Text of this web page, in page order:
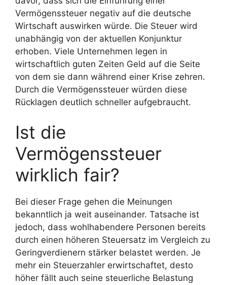
Vermögenssteuer negativ auf die deutsche
Wirtschaft auswirken würde. Die Steuer wird
unabhängig von der aktuellen Konjunktur
erhoben. Viele Unternehmen legen in
wirtschaftlich guten Zeiten Geld auf die Seite
von dem sie dann während einer Krise zehren.
Durch die Vermögenssteuer würden diese
Rücklagen deutlich schneller aufgebraucht.
Ist die
Vermögenssteuer
wirklich fair?
Bei dieser Frage gehen die Meinungen
bekanntlich ja weit auseinander. Tatsache ist
jedoch, dass wohlhabendere Personen bereits
durch einen höheren Steuersatz im Vergleich zu
Geringverdienern stärker belastet werden. Je
mehr ein Steuerzahler erwirtschaftet, desto
höher fällt auch seine steuerliche Belastung